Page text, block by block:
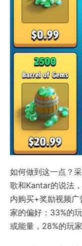
如何做到这一点？
歌和Kantar的说法
内购买+奖励视频
家的偏好：33%的
或能量，28%的玩